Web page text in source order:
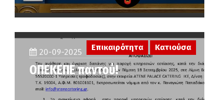
20-09-2025
ΟΠΕΚΕΠΕ παντού!
Επικαιρότητα Κατιούσα